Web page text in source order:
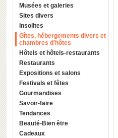
Musées et galeries
Sites divers
Insolites
Gîtes, hébergements divers et
chambres d'hôtes
Hôtels et hôtels-restaurants
Restaurants
Expositions et salons
Festivals et fêtes
Gourmandises
Savoir-faire
Tendances
Beauté-Bien être
Cadeaux